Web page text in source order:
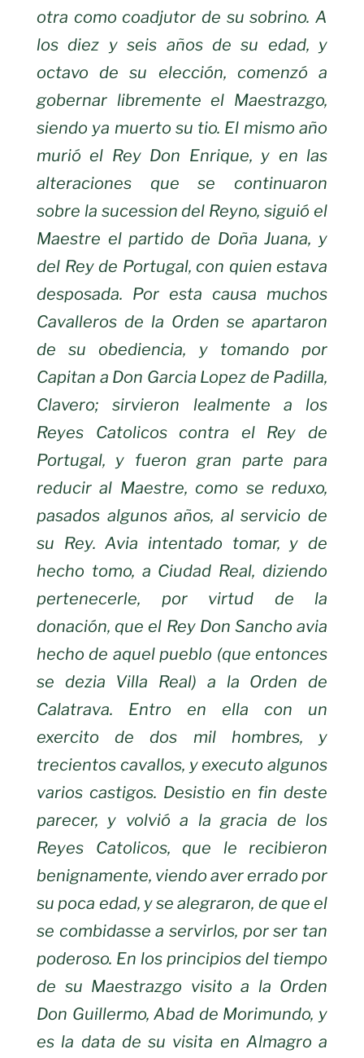
otra como coadjutor de su sobrino. A
los diez y seis años de su edad, y
octavo de su elección, comenzó a
gobernar libremente el Maestrazgo,
siendo ya muerto su tio. El mismo año
murió el Rey Don Enrique, y en las
alteraciones que
se continuaron
sobre la sucession del Reyno, siguió el
Maestre el partido de Doña Juana, y
del Rey de Portugal, con quien estava
desposada. Por esta causa muchos
Cavalleros de la Orden se apartaron
de su obediencia, y tomando
por
Capitan a Don Garcia Lopez de Padilla,
Clavero; sirvieron lealmente a los
Reyes Catolicos contra el Rey de
Portugal, y fueron gran parte para
reducir al Maestre, como se reduxo,
pasados algunos años, al servicio de
su Rey. Avia intentado tomar, y de
hecho tomo, a Ciudad Real, diziendo
pertenecerle, por
virtud de la
donación, que el Rey Don Sancho avia
hecho de aquel pueblo (que entonces
se dezia Villa Real) a la Orden de
Calatrava. Entro en ella con un
exercito de dos mil hombres, y
trecientos cavallos, y executo algunos
varios castigos. Desistio en fin deste
parecer, y volvió a la gracia de los
Reyes
Catolicos, que le recibieron
benignamente, viendo aver errado por
su poca edad, y se alegraron, de que el
se combidasse a servirlos, por ser tan
poderoso. En los principios del tiempo
de su Maestrazgo visito a la Orden
Don Guillermo, Abad de Morimundo, y
es la data de su visita en Almagro a